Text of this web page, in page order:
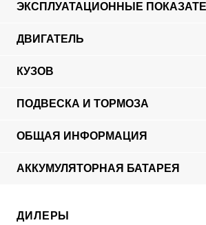
ЭКСПЛУАТАЦИОННЫЕ
ДВИГАТЕЛЬ
КУЗОВ
ПОДВЕСКА И ТОРМОЗА
ОБЩАЯ ИНФОРМАЦИЯ
АККУМУЛЯТОРНАЯ БАТАРЕЯ
ДИЛЕРЫ